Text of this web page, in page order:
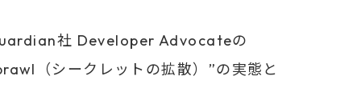
社 Developer Advocateの
（シークレットの拡散）”の実態と